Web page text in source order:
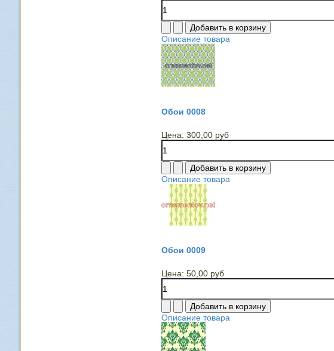
Описание товара
Обои 0008
Цена: 300,00 руб
Описание товара
Обои 0009
Цена: 50,00 руб
Описание товара